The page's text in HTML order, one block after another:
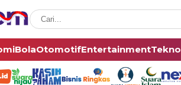
BolaOtomotifEntertainmentTekno